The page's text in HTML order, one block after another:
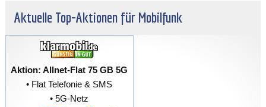
Aktuelle Top-Aktionen für Mobilfunk
Aktion: Allnet-Flat 75 GB 5G
• Flat Telefonie & SMS
• 5G-Netz